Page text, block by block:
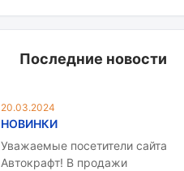
Последние новости
20.03.2024
НОВИНКИ
Уважаемые посетители сайта
Автокрафт! В продажи